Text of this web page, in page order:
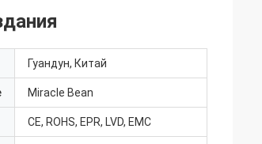
Гуандун, Китай
Miracle Bean
CE, ROHS, EPR, LVD, EMC